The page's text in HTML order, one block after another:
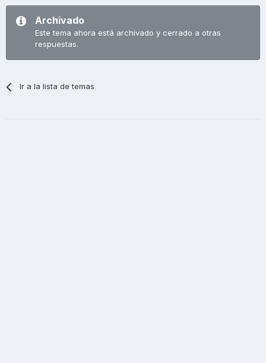
Archivado
Este tema ahora está archivado y cerrado a otras
respuestas.
Ir a la lista de temas